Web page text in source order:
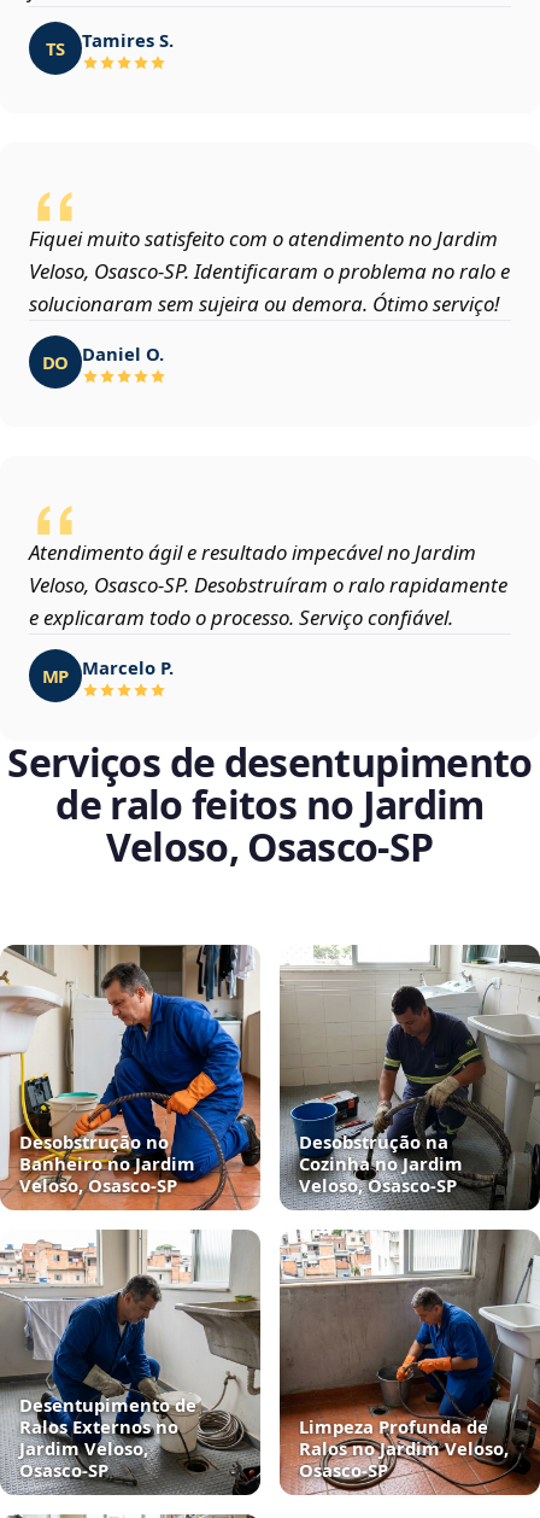
TS Tamires S.
Fiquei muito satisfeito com o atendimento no Jardim
Veloso, Osasco‑SP. Identificaram o problema no ralo e
solucionaram sem sujeira ou demora. Ótimo serviço!
DO Daniel O.
Atendimento ágil e resultado impecável no Jardim
Veloso, Osasco‑SP. Desobstruíram o ralo rapidamente
e explicaram todo o processo. Serviço confiável.
MP Marcelo P.
Serviços de desentupimento
de ralo feitos no Jardim
Veloso, Osasco‑SP
Desobstrução no
Banheiro no Jardim
Veloso, Osasco‑SP
Desobstrução na
Cozinha no Jardim
Veloso, Osasco‑SP
Desentupimento de
Ralos Externos no
Jardim Veloso,
Osasco‑SP
Limpeza Profunda de
Ralos no Jardim Veloso,
Osasco‑SP